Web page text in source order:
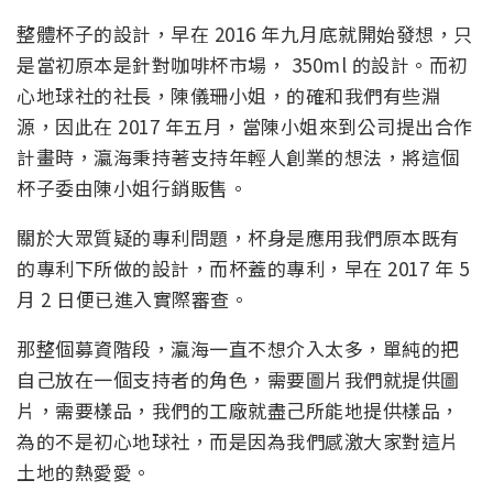
整體杯子的設計，早在 2016 年九月底就開始發想，只
是當初原本是針對咖啡杯市場， 350ml 的設計。而初
心地球社的社長，陳儀珊小姐，的確和我們有些淵
源，因此在 2017 年五月，當陳小姐來到公司提出合作
計畫時，瀛海秉持著支持年輕人創業的想法，將這個
杯子委由陳小姐行銷販售。
關於大眾質疑的專利問題，杯身是應用我們原本既有
的專利下所做的設計，而杯蓋的專利，早在 2017 年 5
月 2 日便已進入實際審查。
那整個募資階段，瀛海一直不想介入太多，單純的把
自己放在一個支持者的角色，需要圖片我們就提供圖
片，需要樣品，我們的工廠就盡己所能地提供樣品，
為的不是初心地球社，而是因為我們感激大家對這片
土地的熱愛愛。